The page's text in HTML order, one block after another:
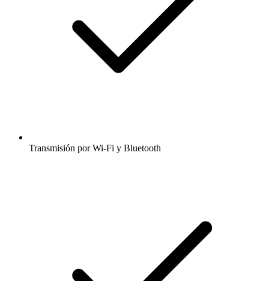
Transmisión por Wi-Fi y Bluetooth